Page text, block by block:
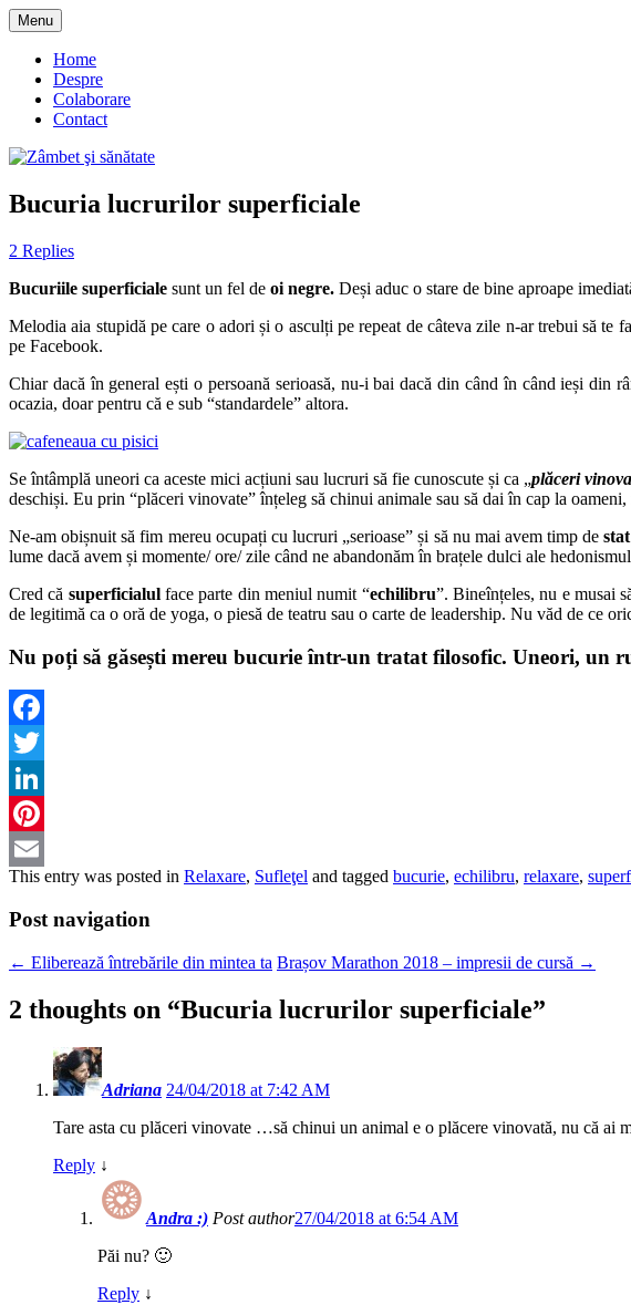
Skip
to
content
Zâmbet şi sănătate
Menu
Home
Despre
Colaborare
Contact
Bucuria lucrurilor superficiale
2 Replies
Bucuriile superficiale sunt un fel de oi negre. Deși aduc o stare de bine aproape
Melodia aia stupidă pe care o adori și o asculți pe repeat de câteva zile n-ar trebui să
pe Facebook.
Chiar dacă în general ești o persoană serioasă, nu-i bai dacă din când în când ieși din
ocazia, doar pentru că e sub “standardele” altora.
Se întâmplă uneori ca aceste mici acțiuni sau lucruri să fie cunoscute și ca „plăceri
deschiși. Eu prin “plăceri vinovate” înțeleg să chinui animale sau să dai în cap la
Ne-am obișnuit să fim mereu ocupați cu lucruri „serioase” și să nu mai avem timp de
lume dacă avem și momente/ ore/ zile când ne abandonăm în brațele dulci ale
Cred că superficialulface parte din meniul numit “echilibru”. Bineînțeles, nu e musai
de legitimă ca o oră de yoga, o piesă de teatru sau o carte de leadership. Nu văd de ce
Nu poți să găsești mereu bucurie într-un tratat filosofic. Uneori, un
Facebook
Twitter
LinkedIn
Pinterest
Email
This entry was posted in Relaxare, Sufleţel and tagged bucurie, echilibru, relaxare,
Post navigation
← Eliberează întrebările din mintea ta Brașov Marathon 2018 – impresii de cursă →
2 thoughts on “Bucuria lucrurilor superficiale”
Adriana 24/04/2018 at 7:42 AM
Tare asta cu plăceri vinovate …să chinui un animal e o plăcere vinovată, nu că ai
Reply ↓
Andra :) Post author27/04/2018 at 6:54 AM
Păi nu? 🙂
Reply ↓